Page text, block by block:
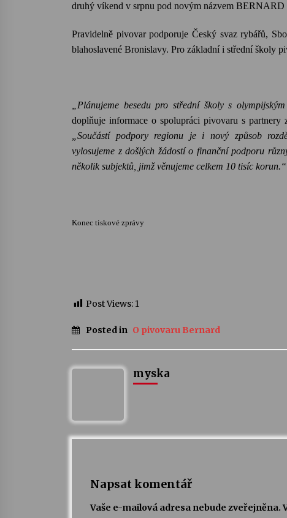
druhý víkend v srpnu pod novým názvem BERNARD
Pravidelně pivovar podporuje Český svaz rybářů,
blahoslavené Bronislavy. Pro základní i střední školy
„Plánujeme besedu pro střední školy s
doplňuje informace o spolupráci pivovaru s
„Součástí podpory regionu je i nový způsob
vylosujeme z došlých žádostí o finanční podporu
několik subjektů, jimž věnujeme celkem 10 tisíc korun.“
Konec tiskové zprávy
Post Views: 1
Posted in O pivovaru Bernard
myska
Napsat komentář
Vaše e-mailová adresa nebude zveřejněna.